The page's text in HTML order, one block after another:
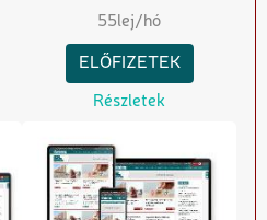
55lej/hó
ELŐFIZETEK
Részletek